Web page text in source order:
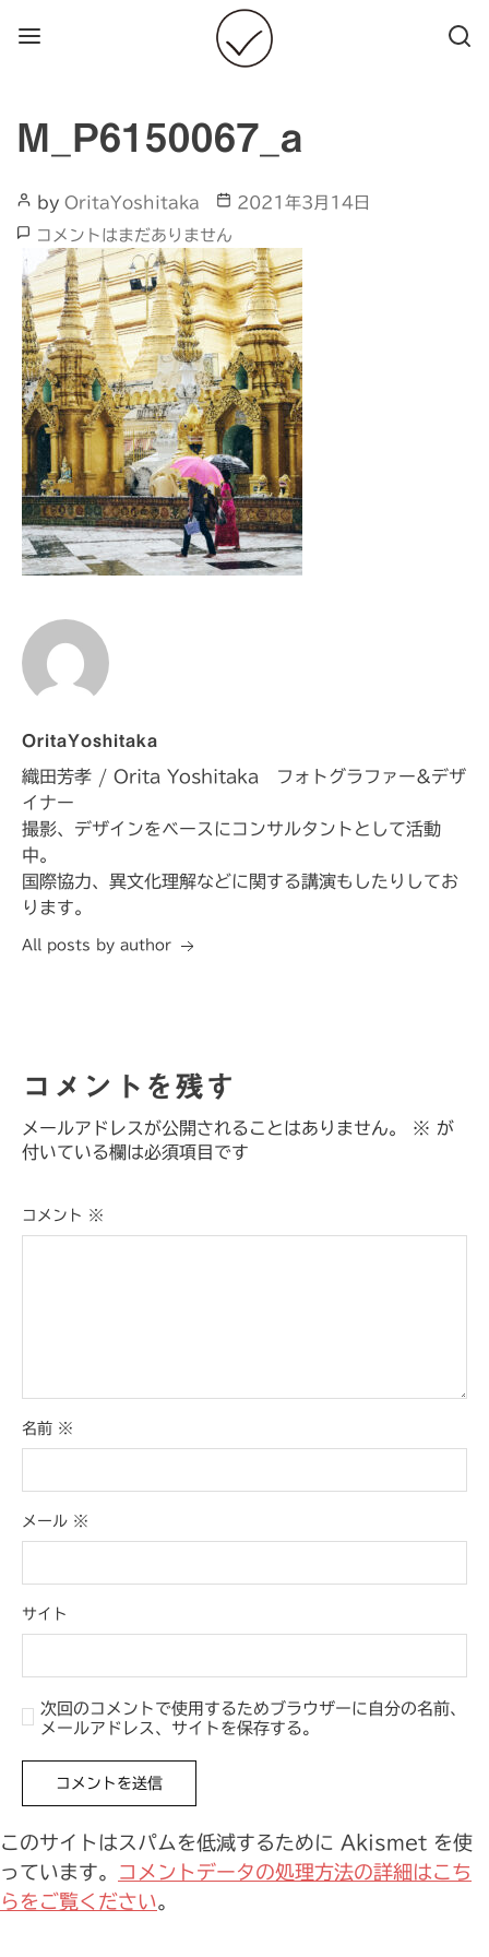
Menu Search
M_P6150067_a
PostbyOritaYoshitaka
Post2021年3月14日
M_P6150067_a
へ
の
コメントはまだありません
OritaYoshitaka
織田芳孝 / Orita Yoshitaka フォトグラファー&デザ
イナー
撮影、デザインをベースにコンサルタントとして活動
中。
国際協力、異文化理解などに関する講演もしたりしてお
ります。
All posts by author
コメントを残す
メールアドレスが公開されることはありません。 ※ が
付いている欄は必須項目です
コメント ※
名前 ※
メール ※
サイト
次回のコメントで使用するためブラウザーに自分の名前、
メールアドレス、サイトを保存する。
このサイトはスパムを低減するために Akismet を使
っています。
コメントデータの処理方法の詳細はこち
らをご覧ください。